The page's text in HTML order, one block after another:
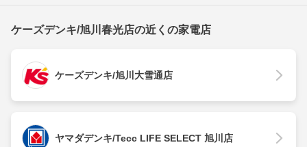
ケーズデンキ/旭川春光店の近くの家電店
ケーズデンキ/旭川大雪通店
ヤマダデンキ/Tecc LIFE SELECT 旭川店